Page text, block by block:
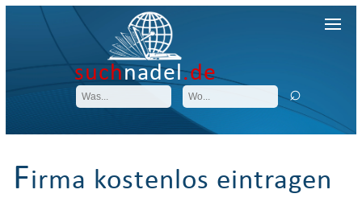
suchnadel.de
Firma kostenlos eintragen